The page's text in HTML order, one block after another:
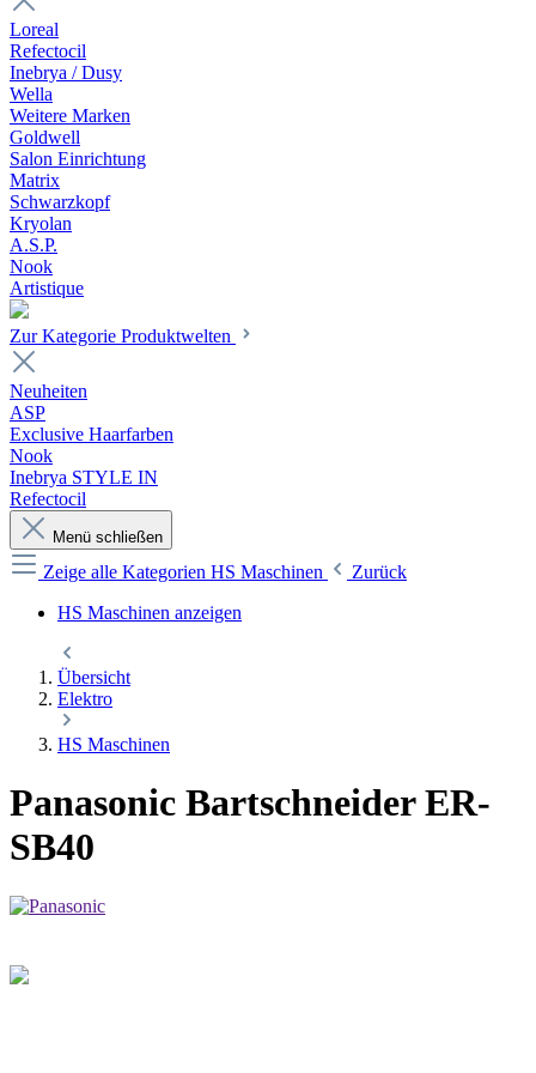
Loreal
Refectocil
Inebrya / Dusy
Wella
Weitere Marken
Goldwell
Salon Einrichtung
Matrix
Schwarzkopf
Kryolan
A.S.P.
Nook
Artistique
Zur Kategorie Produktwelten
Neuheiten
ASP
Exclusive Haarfarben
Nook
Inebrya STYLE IN
Refectocil
Menü schließen
Zeige alle Kategorien HS Maschinen
Zurück
HS Maschinen anzeigen
Übersicht
Elektro
HS Maschinen
Panasonic Bartschneider ER-
SB40